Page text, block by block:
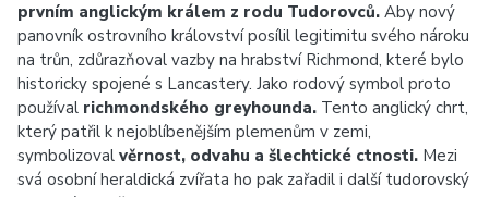
prvním anglickým králem z rodu Tudorovců. Aby nový
panovník ostrovního království posílil legitimitu svého nároku
na trůn, zdůrazňoval vazby na hrabství Richmond, které bylo
historicky spojené s Lancastery. Jako rodový symbol proto
používal richmondského greyhounda. Tento anglický chrt,
který patřil k nejoblíbenějším plemenům v zemi,
symbolizoval věrnost, odvahu a šlechtické ctnosti. Mezi
svá osobní heraldická zvířata ho pak zařadil i další tudorovský